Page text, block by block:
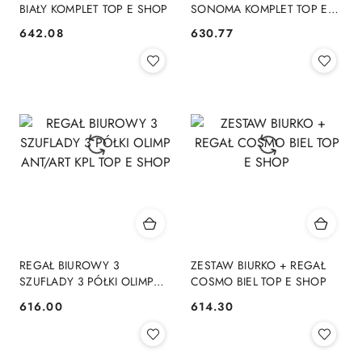
BIAŁY KOMPLET TOP E SHOP
Cena:
642.08
SONOMA KOMPLET TOP E
Cena:
630.77
REGAŁ BIUROWY 3
SZUFLADY 3 PÓŁKI OLIMP
Cena:
616.00
ZESTAW BIURKO + REGAŁ
COSMO BIEL TOP E SHOP
Cena:
614.30